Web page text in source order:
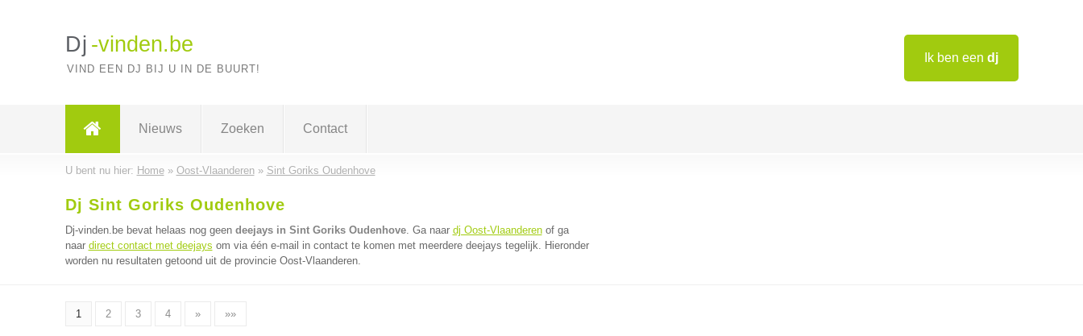
Ik ben een dj
Dj -vinden.be
VIND EEN DJ BIJ U IN DE BUURT!
Nieuws Zoeken Contact
U bent nu hier: Home» Oost-Vlaanderen» Sint Goriks Oudenhove
Dj Sint Goriks Oudenhove
Dj-vinden.be bevat helaas nog geen deejays in Sint Goriks Oudenhove. Ga naar dj Oost-Vlaanderenof ga
naar direct contact met deejays om via één e-mail in contact te komen met meerdere deejays tegelijk. Hieronder
worden nu resultaten getoond uit de provincie Oost-Vlaanderen.
1 2 3 4 » »»